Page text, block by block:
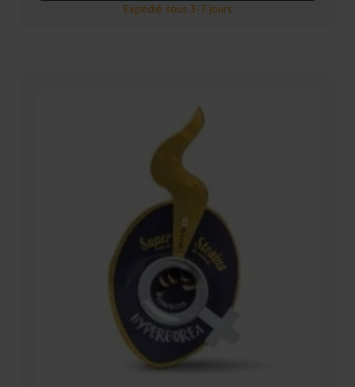
Expédié sous 3-7 jours